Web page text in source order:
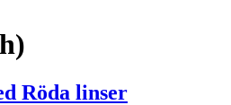
Röda linser